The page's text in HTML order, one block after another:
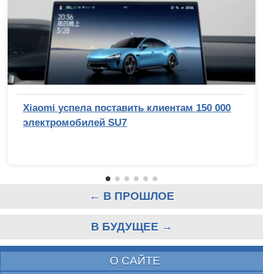
Xiaomi успела поставить клиентам 150 000
электромобилей SU7
← В ПРОШЛОЕ
В БУДУЩЕЕ →
О САЙТЕ